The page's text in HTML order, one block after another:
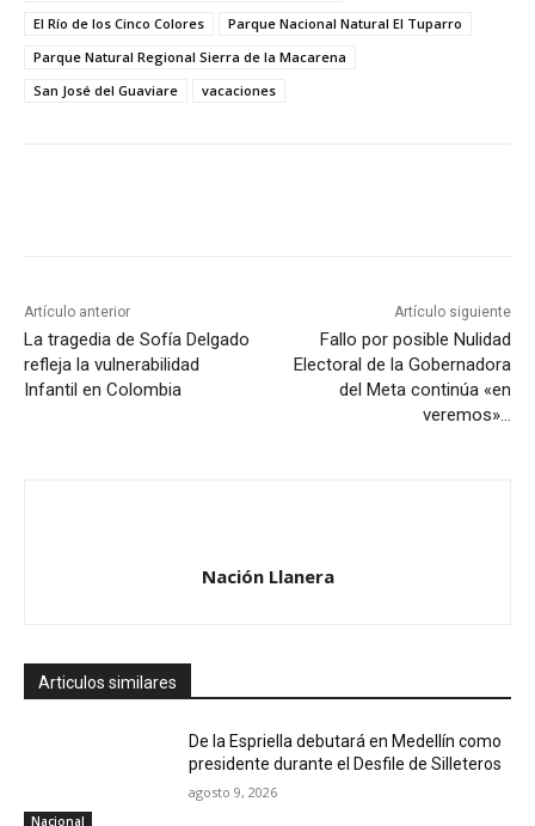
El Río de los Cinco Colores
Parque Nacional Natural El Tuparro
Parque Natural Regional Sierra de la Macarena
San José del Guaviare
vacaciones
Artículo anterior
La tragedia de Sofía Delgado
refleja la vulnerabilidad
Infantil en Colombia
Artículo siguiente
Fallo por posible Nulidad
Electoral de la Gobernadora
del Meta continúa «en
veremos»…
Nación Llanera
Articulos similares
Nacional
De la Espriella debutará en Medellín como
presidente durante el Desfile de Silleteros
agosto 9, 2026